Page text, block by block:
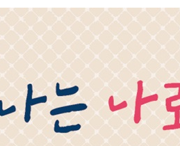
대면할 것
수 있는 자리에서 살아갈 것
에 붙잡히지 않기 위한 to do list
호함을 견딜 것
도 살아가는 법을 배울 것
라고 착각하지 말 것
엉터리 각본을 쓰지 않을 것